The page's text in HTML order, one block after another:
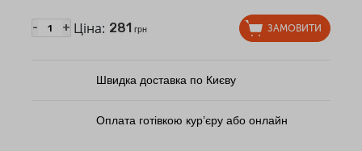
- + Ціна: 281 грн ЗАМОВИТИ
Швидка доставка по Києву
Оплата готівкою кур’єру або онлайн